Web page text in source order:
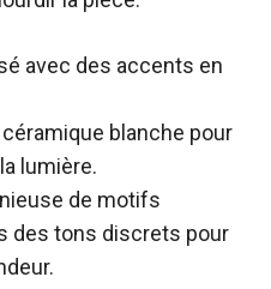
avec des accents en
blanche pour
lumière.
de motifs
des tons discrets pour